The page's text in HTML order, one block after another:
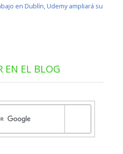
en Dublín, Udemy ampliará su
EN EL BLOG